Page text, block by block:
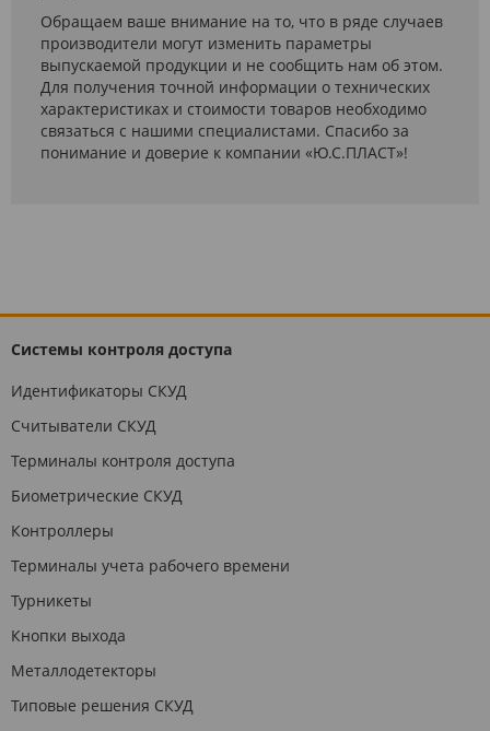
Обращаем ваше внимание на то, что в ряде случаев
производители могут изменить параметры
выпускаемой продукции и не сообщить нам об этом.
Для получения точной информации о технических
характеристиках и стоимости товаров необходимо
связаться с нашими специалистами. Спасибо за
понимание и доверие к компании «Ю.С.ПЛАСТ»!
Системы контроля доступа
Идентификаторы СКУД
Считыватели СКУД
Терминалы контроля доступа
Биометрические СКУД
Контроллеры
Терминалы учета рабочего времени
Турникеты
Кнопки выхода
Металлодетекторы
Типовые решения СКУД